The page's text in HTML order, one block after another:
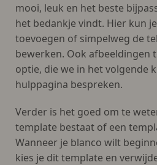
mooi, leuk en het beste
het bedankje vindt. Hier kun
toevoegen of simpelweg de
bewerken. Ook afbeeldingen
optie, die we in het volgende
hulppagina bespreken.
Verder is het goed om te
template bestaat of een
Wanneer je blanco wilt
kies je dit template en